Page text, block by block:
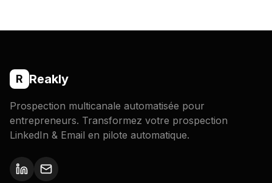
R Reakly
Prospection multicanale automatisée pour
entrepreneurs. Transformez votre prospection
LinkedIn & Email en pilote automatique.